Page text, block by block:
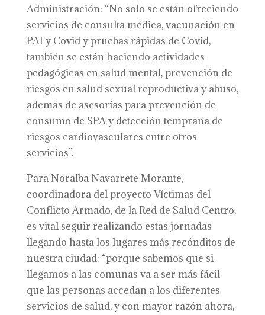
Administración: “No solo se están ofreciendo
servicios de consulta médica, vacunación en
PAI y Covid y pruebas rápidas de Covid,
también se están haciendo actividades
pedagógicas en salud mental, prevención de
riesgos en salud sexual reproductiva y abuso,
además de asesorías para prevención de
consumo de SPA y detección temprana de
riesgos cardiovasculares entre otros
servicios”.
Para Noralba Navarrete Morante,
coordinadora del proyecto Víctimas del
Conflicto Armado, de la Red de Salud Centro,
es vital seguir realizando estas jornadas
llegando hasta los lugares más recónditos de
nuestra ciudad: “porque sabemos que si
llegamos a las comunas va a ser más fácil
que las personas accedan a los diferentes
servicios de salud, y con mayor razón ahora,